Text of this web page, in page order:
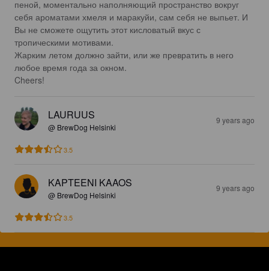
пеной, моментально наполняющий пространство вокруг
себя ароматами хмеля и маракуйи, сам себя не выпьет. И
Вы не сможете ощутить этот кисловатый вкус с
тропическими мотивами.
Жарким летом должно зайти, или же превратить в него
любое время года за окном.
Cheers!
LAURUUS
@ BrewDog Helsinki
9 years ago
3.5
KAPTEENI KAAOS
@ BrewDog Helsinki
9 years ago
3.5